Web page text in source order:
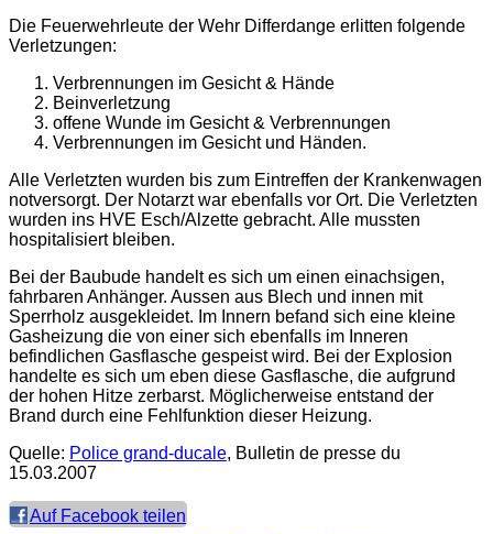
Die Feuerwehrleute der Wehr Differdange erlitten folgende
Verletzungen:
Verbrennungen im Gesicht & Hände
Beinverletzung
offene Wunde im Gesicht & Verbrennungen
Verbrennungen im Gesicht und Händen.
Alle Verletzten wurden bis zum Eintreffen der Krankenwagen
notversorgt. Der Notarzt war ebenfalls vor Ort. Die Verletzten
wurden ins HVE Esch/Alzette gebracht. Alle mussten
hospitalisiert bleiben.
Bei der Baubude handelt es sich um einen einachsigen,
fahrbaren Anhänger. Aussen aus Blech und innen mit
Sperrholz ausgekleidet. Im Innern befand sich eine kleine
Gasheizung die von einer sich ebenfalls im Inneren
befindlichen Gasflasche gespeist wird. Bei der Explosion
handelte es sich um eben diese Gasflasche, die aufgrund
der hohen Hitze zerbarst. Möglicherweise entstand der
Brand durch eine Fehlfunktion dieser Heizung.
Quelle: Police grand-ducale, Bulletin de presse du
15.03.2007
Auf Facebook teilen